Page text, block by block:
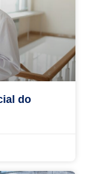
do